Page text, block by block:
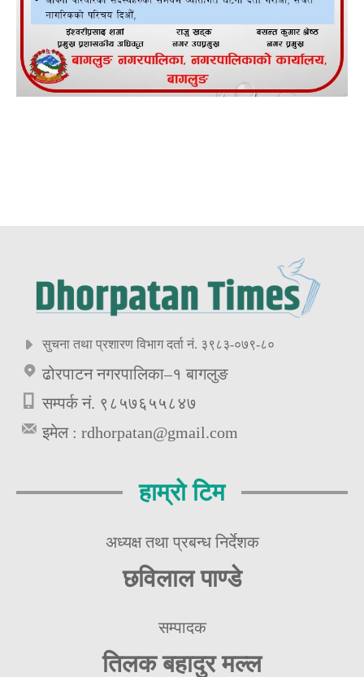
सुचना तथा प्रशारण विभाग दर्ता नं. ३९८३-०७९-८०
ढोरपाटन नगरपालिका–१ बागलुङ
सम्पर्क नं. ९८५७६५५८४७
इमेल : rdhorpatan@gmail.com
हाम्रो टिम
अध्यक्ष तथा प्रबन्ध निर्देशक
छविलाल पाण्डे
सम्पादक
तिलक बहादुर मल्ल